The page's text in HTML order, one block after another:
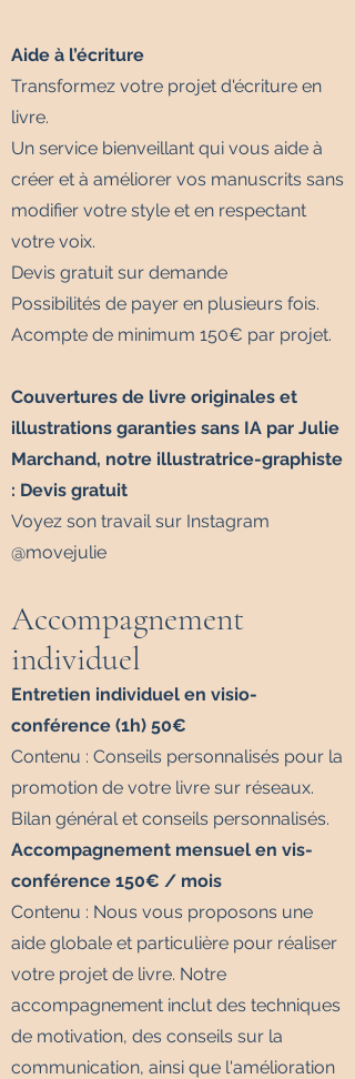
Aide à l’écriture
Transformez votre projet d'écriture en
livre.
Un service bienveillant qui vous aide à
créer et à améliorer vos manuscrits sans
modifier votre style et en respectant
votre voix.
Devis gratuit sur demande
Possibilités de payer en plusieurs fois.
Acompte de minimum 150€ par projet.
Couvertures de livre originales et
illustrations garanties sans IA par Julie
Marchand, notre illustratrice-graphiste
: Devis gratuit
​Voyez son travail sur Instagram
@movejulie
Accompagnement
individuel
Entretien individuel en visio-
conférence (1h) 50€
Contenu : Conseils personnalisés pour la
promotion de votre livre sur réseaux.​
Bilan général et conseils personnalisés.
Accompagnement mensuel en vis-
conférence 150€ / mois
Contenu : Nous vous proposons une
aide globale et particulière pour réaliser
votre projet de livre. Notre
accompagnement inclut des techniques
de motivation, des conseils sur la
communication, ainsi que l'amélioration